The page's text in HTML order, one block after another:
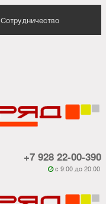
Сотрудничество
+7 928 22-00-390
 c 9:00 до 20:00